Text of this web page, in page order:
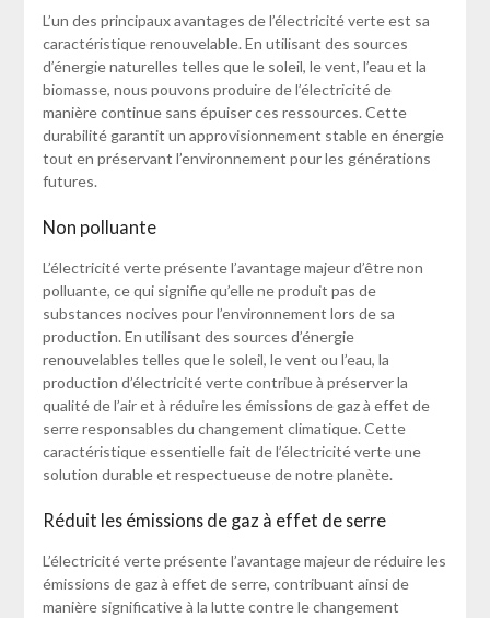
L’un des principaux avantages de l’électricité verte est sa
caractéristique renouvelable. En utilisant des sources
d’énergie naturelles telles que le soleil, le vent, l’eau et la
biomasse, nous pouvons produire de l’électricité de
manière continue sans épuiser ces ressources. Cette
durabilité garantit un approvisionnement stable en énergie
tout en préservant l’environnement pour les générations
futures.
Non polluante
L’électricité verte présente l’avantage majeur d’être non
polluante, ce qui signifie qu’elle ne produit pas de
substances nocives pour l’environnement lors de sa
production. En utilisant des sources d’énergie
renouvelables telles que le soleil, le vent ou l’eau, la
production d’électricité verte contribue à préserver la
qualité de l’air et à réduire les émissions de gaz à effet de
serre responsables du changement climatique. Cette
caractéristique essentielle fait de l’électricité verte une
solution durable et respectueuse de notre planète.
Réduit les émissions de gaz à effet de serre
L’électricité verte présente l’avantage majeur de réduire les
émissions de gaz à effet de serre, contribuant ainsi de
manière significative à la lutte contre le changement